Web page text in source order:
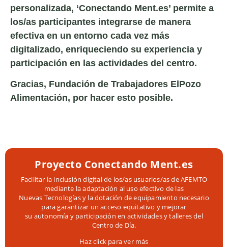
personalizada, ‘Conectando Ment.es’ permite a
los/as participantes integrarse de manera
efectiva en un entorno cada vez más
digitalizado, enriqueciendo su experiencia y
participación en las actividades del centro.
Gracias, Fundación de Trabajadores ElPozo
Alimentación, por hacer esto posible.
Proyecto Conectando Ment.es
Facilitar la inclusión digital de los/as usuarios/as de AFEMTO
mediante la adaptación al uso efectivo de las
Nuevas Tecnologías y la dotación de equipamiento necesario
para garantizar un acceso equitativo y mejorar
su autonomía y participación en actividades y talleres del
Centro de Día.
Haz click para ver más